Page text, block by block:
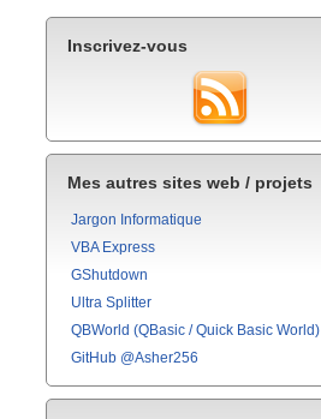
Inscrivez-vous
Mes autres sites web / projets
Jargon Informatique
VBA Express
GShutdown
Ultra Splitter
QBWorld (QBasic / Quick Basic World)
GitHub @Asher256